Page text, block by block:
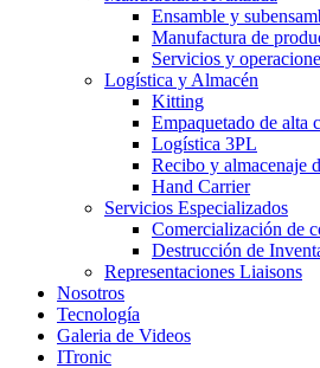
Ensamble y
Manufactura de
Servicios y
Logística y Almacén
Kitting
Empaquetado de alta
Logística 3PL
Recibo y almacenaje
Hand Carrier
Servicios Especializados
Comercialización de
Destrucción de
Representaciones Liaisons
Nosotros
Tecnología
Galeria de Videos
ITronic